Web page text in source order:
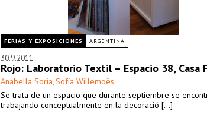
FERIAS Y EXPOSICIONES ARGENTINA
30.9.2011
Rojo: Laboratorio Textil – Espacio 38, Casa
Anabella Soria, Sofía Willemoës
Se trata de un espacio que durante septiembre se
trabajando conceptualmente en la decoració [...]